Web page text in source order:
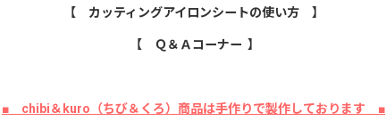
【 カッティングアイロンシートの使い方 】
【 Ｑ＆Ａコーナー 】
■ chibi＆kuro（ちび＆くろ）商品は手作りで製作しております ■